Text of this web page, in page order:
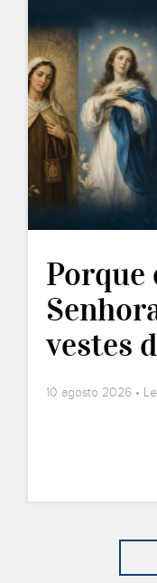
Porque
vestes
10 agosto 2026 •